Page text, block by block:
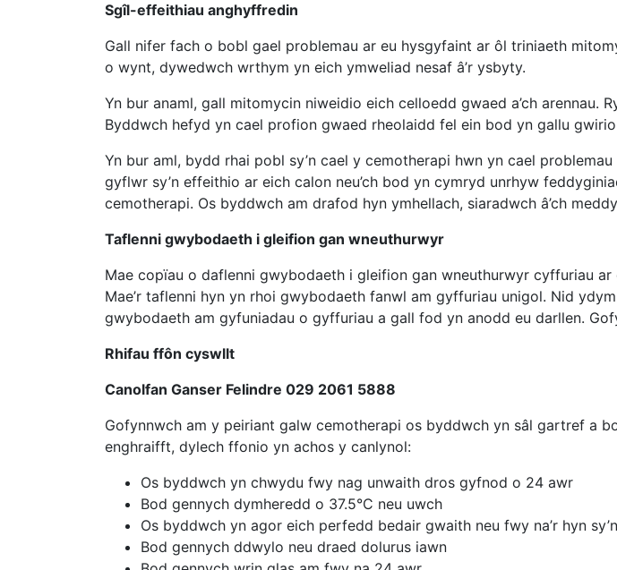
Sgîl-effeithiau anghyffredin
Gall nifer fach o bobl gael problemau ar eu hysgyfaint ar ôl triniaeth
o wynt, dywedwch wrthym yn eich ymweliad nesaf â’r ysbyty.
Yn bur anaml, gall mitomycin niweidio eich celloedd gwaed a’ch
Byddwch hefyd yn cael profion gwaed rheolaidd fel ein bod yn gallu
Yn bur aml, bydd rhai pobl sy’n cael y cemotherapi hwn yn cael
gyflwr sy’n effeithio ar eich calon neu’ch bod yn cymryd unrhyw
cemotherapi. Os byddwch am drafod hyn ymhellach, siaradwch â’ch
Taflenni gwybodaeth i gleifion gan wneuthurwyr
Mae copïau o daflenni gwybodaeth i gleifion gan wneuthurwyr cyffuriau
Mae’r taflenni hyn yn rhoi gwybodaeth fanwl am gyffuriau unigol. Nid
gwybodaeth am gyfuniadau o gyffuriau a gall fod yn anodd eu darllen.
Rhifau ffôn cyswllt
Canolfan Ganser Felindre 029 2061 5888
Gofynnwch am y peiriant galw cemotherapi os byddwch yn sâl gartref a
enghraifft, dylech ffonio yn achos y canlynol:
Os byddwch yn chwydu fwy nag unwaith dros gyfnod o 24 awr
Bod gennych dymheredd o 37.5°C neu uwch
Os byddwch yn agor eich perfedd bedair gwaith neu fwy na’r hyn
Bod gennych ddwylo neu draed dolurus iawn